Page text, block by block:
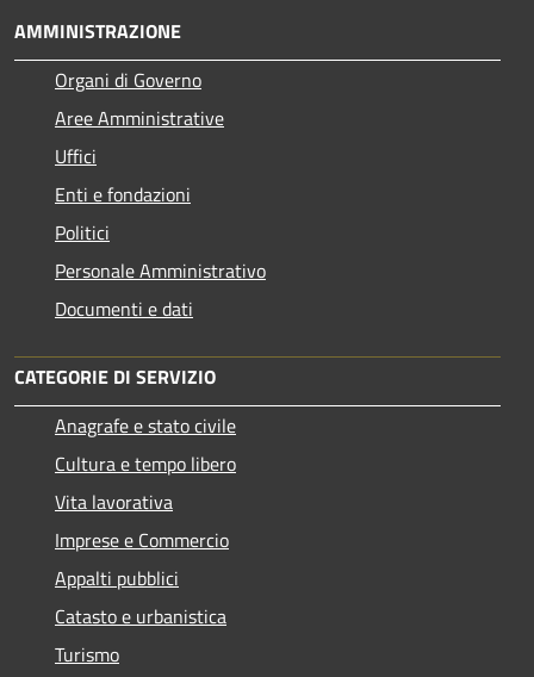
AMMINISTRAZIONE
Organi di Governo
Aree Amministrative
Uffici
Enti e fondazioni
Politici
Personale Amministrativo
Documenti e dati
CATEGORIE DI SERVIZIO
Anagrafe e stato civile
Cultura e tempo libero
Vita lavorativa
Imprese e Commercio
Appalti pubblici
Catasto e urbanistica
Turismo